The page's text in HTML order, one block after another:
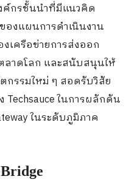
ค์กรชั้นนำที่มีแนวคิด
องแผนการดำเนินงาน
เครือข่ายการส่งออก
ลาดโลก และสนับสนุนให้
รรมใหม่ ๆ สอดรับวิสัย
ในการผลักดัน
ในระดับภูมิภาค